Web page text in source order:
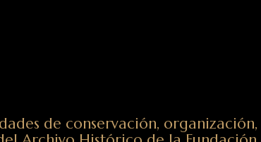
de conservación,